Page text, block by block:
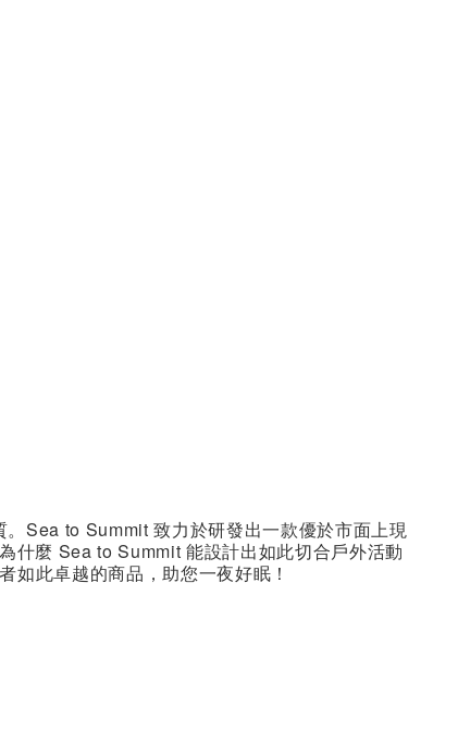
Sea to Summit 致力於研發出一款優於市面上現
什麼 Sea to Summit 能設計出如此切合戶外活動
此卓越的商品，助您一夜好眠！